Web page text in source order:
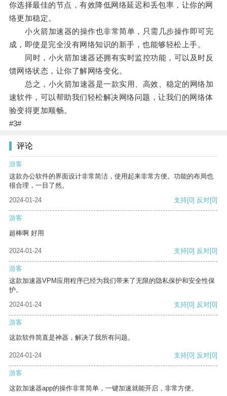
你选择最佳的节点，有效降低网络延迟和丢包率，让你的网
络更加稳定。
小火箭加速器的操作也非常简单，只需几步操作即可完
成，即使是完全没有网络知识的新手，也能够轻松上手。
同时，小火箭加速器还拥有实时监控功能，可以及时反
馈网络状态，让你了解网络变化。
总之，小火箭加速器是一款实用、高效、稳定的网络加
速软件，可以帮助我们轻松解决网络问题，让我们的网络体
验变得更加顺畅。
#3#
评论
游客
这款办公软件的界面设计非常简洁，使用起来非常方便。功能的布局也
很合理，一目了然。
2024-01-24
支持[0] 反对[0]
游客
超棒啊 好用
2024-01-24 支持[0] 反对[0]
游客
这款加速器VPM应用程序已经为我们带来了无限的隐私保护和安全性保
护。
2024-01-24
支持[0] 反对[0]
游客
这款软件简直是神器，解决了我所有问题。
2024-01-24 支持[0] 反对[0]
游客
这款加速器app的操作非常简单，一键加速就能开启，非常方便。